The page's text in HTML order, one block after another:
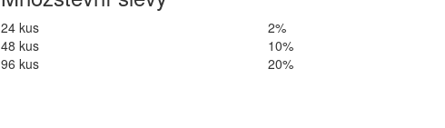
24 kus
2%
48 kus
10%
96 kus
20%